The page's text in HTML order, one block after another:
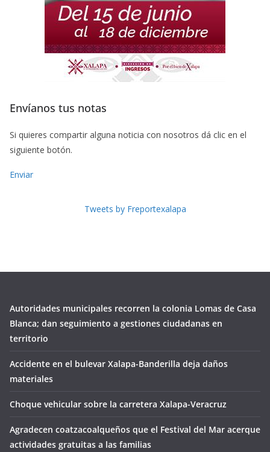
Envíanos tus notas
Si quieres compartir alguna noticia con nosotros dá clic en el
siguiente botón.
Enviar
Tweets by Freportexalapa
Autoridades municipales recorren la colonia Lomas de Casa
Blanca; dan seguimiento a gestiones ciudadanas en
territorio
Accidente en el bulevar Xalapa-Banderilla deja daños
materiales
Choque vehicular sobre la carretera Xalapa-Veracruz
Agradecen coatzacoalqueños que el Festival del Mar acerque
actividades gratuitas a las familias